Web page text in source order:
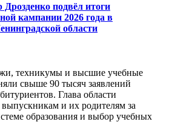
подвёл итоги
кампании 2026 года в
области
техникумы и высшие учебные
свыше 90 тысяч заявлений
Глава области
выпускникам и их родителям за
образования и выбор учебных